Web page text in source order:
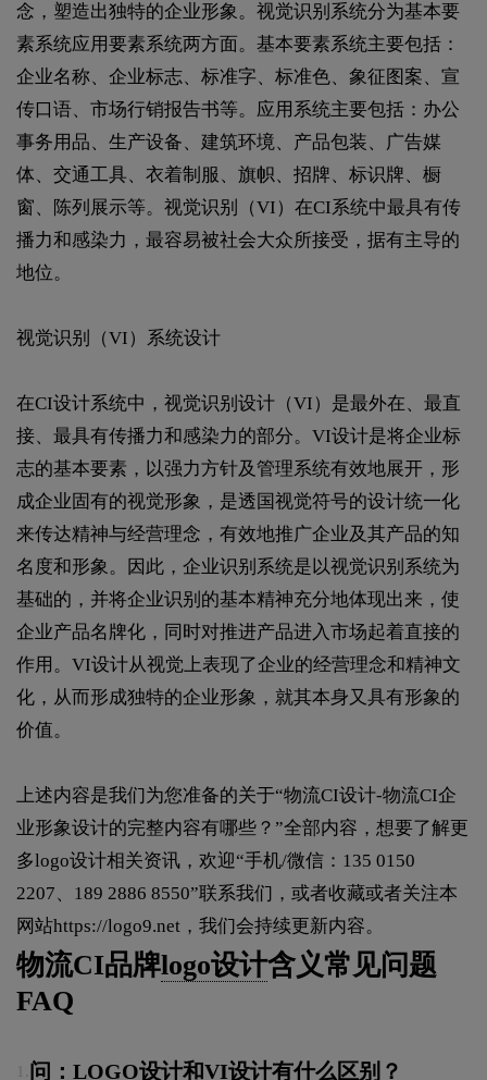
念，塑造出独特的企业形象。视觉识别系统分为基本要
素系统应用要素系统两方面。基本要素系统主要包括：
企业名称、企业标志、标准字、标准色、象征图案、宣
传口语、市场行销报告书等。应用系统主要包括：办公
事务用品、生产设备、建筑环境、产品包装、广告媒
体、交通工具、衣着制服、旗帜、招牌、标识牌、橱
窗、陈列展示等。视觉识别（VI）在CI系统中最具有传
播力和感染力，最容易被社会大众所接受，据有主导的
地位。
视觉识别（VI）系统设计
在CI设计系统中，视觉识别设计（VI）是最外在、最直
接、最具有传播力和感染力的部分。VI设计是将企业标
志的基本要素，以强力方针及管理系统有效地展开，形
成企业固有的视觉形象，是透国视觉符号的设计统一化
来传达精神与经营理念，有效地推广企业及其产品的知
名度和形象。因此，企业识别系统是以视觉识别系统为
基础的，并将企业识别的基本精神充分地体现出来，使
企业产品名牌化，同时对推进产品进入市场起着直接的
作用。VI设计从视觉上表现了企业的经营理念和精神文
化，从而形成独特的企业形象，就其本身又具有形象的
价值。
上述内容是我们为您准备的关于“物流CI设计-物流CI企
业形象设计的完整内容有哪些？”全部内容，想要了解更
多logo设计相关资讯，欢迎“手机/微信：135 0150
2207、189 2886 8550”联系我们，或者收藏或者关注本
网站https://logo9.net ，我们会持续更新内容。
物流CI品牌logo设计含义常见问题
FAQ
问：LOGO设计和VI设计有什么区别？